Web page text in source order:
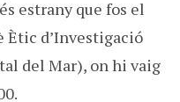
estrany que fos el
d’Investigació
del Mar), on hi vaig